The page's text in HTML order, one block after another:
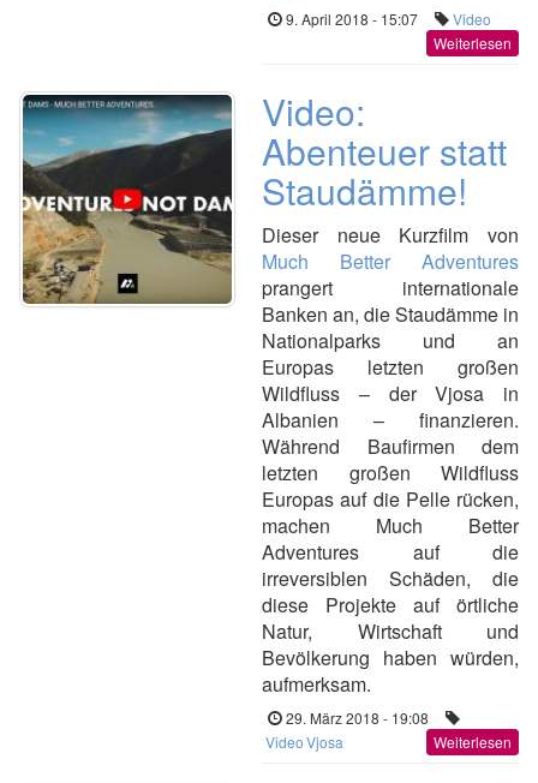
9. April 2018 - 15:07
Video
Weiterlesen
Video:
Abenteuer statt
Staudämme!
Dieser neue Kurzfilm von
Much Better Adventures
prangert internationale
Banken an, die Staudämme in
Nationalparks und an
Europas letzten großen
Wildfluss – der Vjosa in
Albanien – finanzieren.
Während Baufirmen dem
letzten großen Wildfluss
Europas auf die Pelle rücken,
machen Much Better
Adventures auf die
irreversiblen Schäden, die
diese Projekte auf örtliche
Natur, Wirtschaft und
Bevölkerung haben würden,
aufmerksam.
29. März 2018 - 19:08
VideoVjosa Weiterlesen